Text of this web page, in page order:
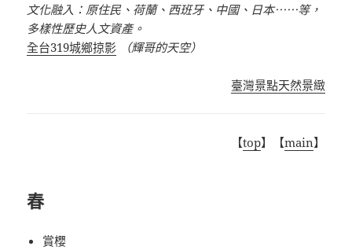
文化融入：原住民、荷蘭、西班牙、中國、日本⋯⋯等，
多樣性歷史人文資產。
全台319城鄉掠影 （輝哥的天空）
臺灣景點天然景緻
【top】【main】
春
賞櫻